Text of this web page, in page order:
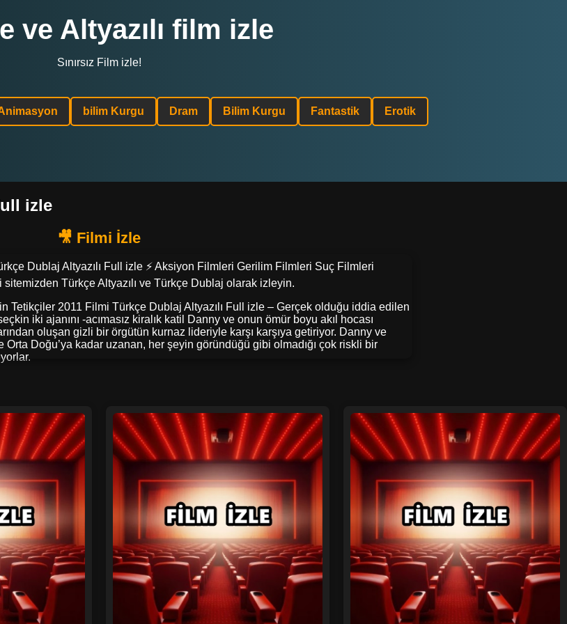
ve Altyazılı film izle
Sınırsız Film izle!
bilim Kurgu Dram Bilim Kurgu Fantastik Erotik
izle
Dublaj Altyazılı Full izle ⚡ Aksiyon Filmleri Gerilim Filmleri Suç Filmleri
Türkçe Altyazılı ve Türkçe Dublaj olarak izleyin.
Tetikçiler 2011 Filmi Türkçe Dublaj Altyazılı Full izle – Gerçek olduğu iddia edilen
iki ajanını -acımasız kiralık katil Danny ve onun ömür boyu akıl hocası
oluşan gizli bir örgütün kurnaz lideriyle karşı karşıya getiriyor. Danny ve
Orta Doğu’ya kadar uzanan, her şeyin göründüğü gibi olmadığı çok riskli bir